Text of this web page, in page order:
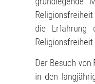
die Erfahrung
Der Besuch von
in den